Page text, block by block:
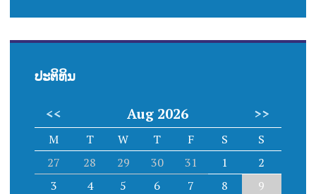
ປະຕິທິນ
<< Aug 2026 >>
M T W T F S
S
27
28 29 30 31 1
2
3
4 5 6 7 8
9